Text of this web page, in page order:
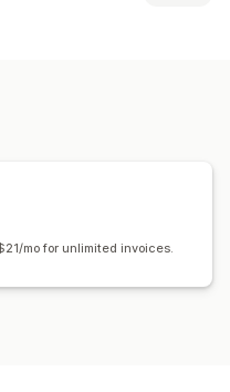
mo for unlimited invoices.